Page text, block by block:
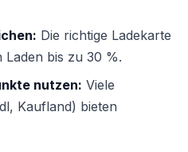
Die richtige Ladekarte
bis zu 30 %.
nutzen: Viele
Kaufland) bieten